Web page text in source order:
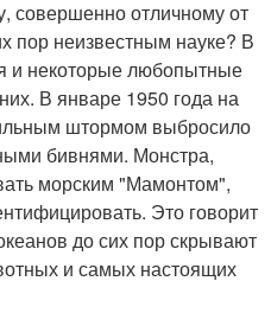
совершенно отличному от
пор неизвестным науке? В
и некоторые любопытные
В январе 1950 года на
штормом выбросило
бивнями. Монстра,
морским "Мамонтом",
Это говорит
до сих пор скрывают
и самых настоящих